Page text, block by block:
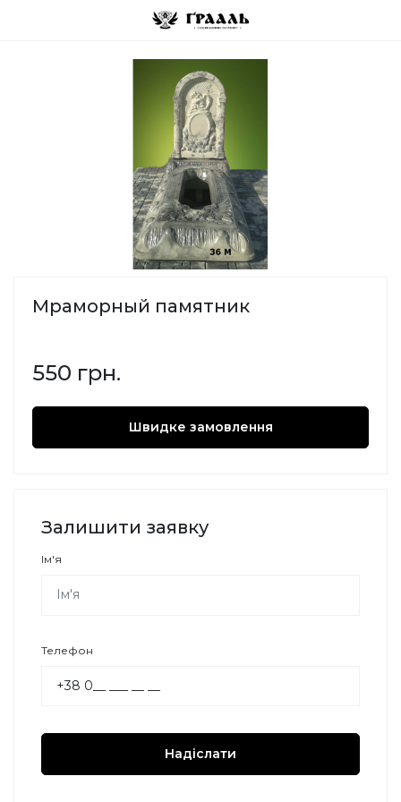
Мраморный памятник
550 грн.
Швидке замовлення
Залишити заявку
Ім'я
Телефон
Надіслати